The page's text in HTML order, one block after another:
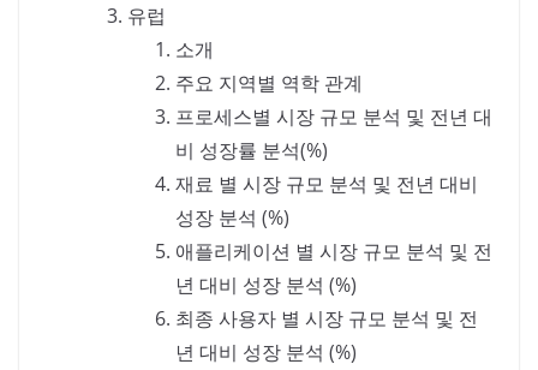
유럽
소개
주요 지역별 역학 관계
프로세스별 시장 규모 분석 및 전년 대
비 성장률 분석(%)
재료 별 시장 규모 분석 및 전년 대비
성장 분석 (%)
애플리케이션 별 시장 규모 분석 및 전
년 대비 성장 분석 (%)
최종 사용자 별 시장 규모 분석 및 전
년 대비 성장 분석 (%)